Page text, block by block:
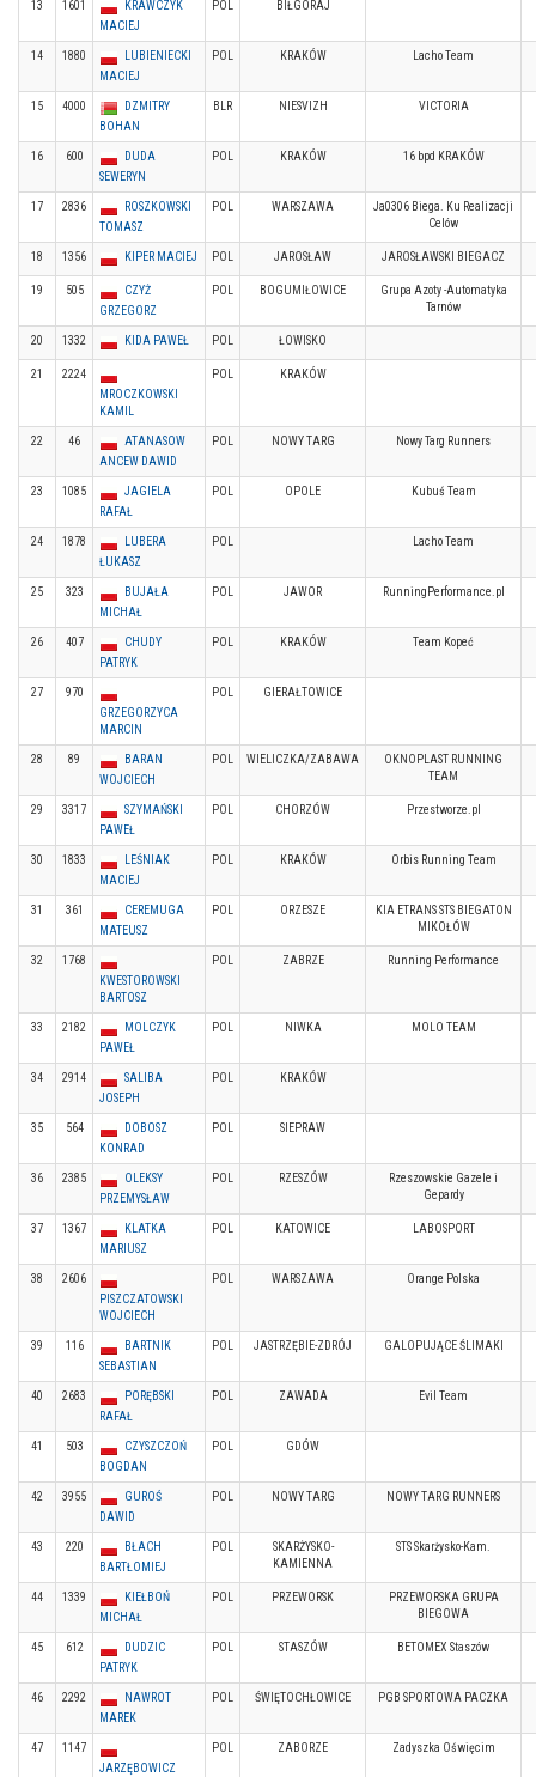
13 1601
KRAWCZYK
MACIEJ
POL BIŁGORAJ
14 1880
LUBIENIECKI
MACIEJ
POL KRAKÓW Lacho Team
15 4000
DZMITRY
BOHAN
BLR NIESVIZH VICTORIA
16 600
DUDA
SEWERYN
POL KRAKÓW 16 bpd KRAKÓW
17 2836
ROSZKOWSKI
TOMASZ
POL WARSZAWA
Ja0306 Biega. Ku Realizacji
Celów
18 1356 KIPER MACIEJ POL JAROSŁAW JAROSŁAWSKI BIEGACZ
19 505
CZYŻ
GRZEGORZ
POL BOGUMIŁOWICE
Grupa Azoty -Automatyka
Tarnów
20 1332 KIDA PAWEŁ POL ŁOWISKO
21
2224
MROCZKOWSKI
KAMIL
POL KRAKÓW
22 46
ATANASOW
ANCEW DAWID
POL NOWY TARG Nowy Targ Runners
23 1085
JAGIELA
RAFAŁ
POL OPOLE Kubuś Team
24 1878
LUBERA
ŁUKASZ
POL Lacho Team
25 323
BUJAŁA
MICHAŁ
POL JAWOR RunningPerformance.pl
26 407
CHUDY
PATRYK
POL KRAKÓW Team Kopeć
27
970
GRZEGORZYCA
MARCIN
POL GIERAŁTOWICE
28 89
BARAN
WOJCIECH
POL WIELICZKA/ZABAWA
OKNOPLAST RUNNING
TEAM
29 3317
SZYMAŃSKI
PAWEŁ
POL CHORZÓW Przestworze.pl
30 1833
LEŚNIAK
MACIEJ
POL KRAKÓW Orbis Running Team
31 361
CEREMUGA
MATEUSZ
POL ORZESZE
KIA ETRANS STS BIEGATON
MIKOŁÓW
32
1768
KWESTOROWSKI
BARTOSZ
POL ZABRZE Running Performance
33 2182
MOLCZYK
PAWEŁ
POL NIWKA MOLO TEAM
34 2914
SALIBA
JOSEPH
POL KRAKÓW
35 564
DOBOSZ
KONRAD
POL SIEPRAW
36 2385
OLEKSY
PRZEMYSŁAW
POL RZESZÓW
Rzeszowskie Gazele i
Gepardy
37 1367
KLATKA
MARIUSZ
POL KATOWICE LABOSPORT
38
2606
PISZCZATOWSKI
WOJCIECH
POL WARSZAWA Orange Polska
39 116
BARTNIK
SEBASTIAN
POL JASTRZĘBIE-ZDRÓJ GALOPUJĄCE ŚLIMAKI
40 2683
PORĘBSKI
RAFAŁ
POL ZAWADA Evil Team
41 503
CZYSZCZOŃ
BOGDAN
POL GDÓW
42 3955
GUROŚ
DAWID
POL NOWY TARG NOWY TARG RUNNERS
43 220
BŁACH
BARTŁOMIEJ
POL
SKARŻYSKO-
KAMIENNA
STS Skarżysko-Kam.
44 1339
KIEŁBOŃ
MICHAŁ
POL PRZEWORSK
PRZEWORSKA GRUPA
BIEGOWA
45 612
DUDZIC
PATRYK
POL STASZÓW BETOMEX Staszów
46 2292
NAWROT
MAREK
POL ŚWIĘTOCHŁOWICE PGB SPORTOWA PACZKA
47
1147
JARZĘBOWICZ
POL ZABORZE Zadyszka Oświęcim